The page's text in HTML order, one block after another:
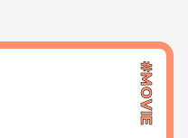
#MOVIE